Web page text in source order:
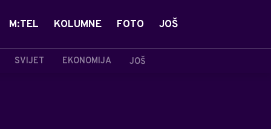
SVIJET EKONOMIJA JOŠ
M:TEL KOLUMNE FOTO JOŠ